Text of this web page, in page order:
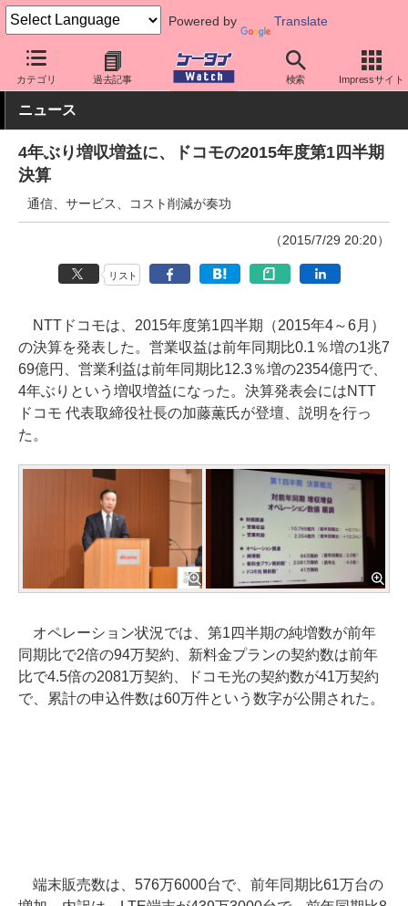
Powered by Translate
カテゴリ 過去記事 検索 Impressサイト
ケータイ Watch キャリア ドコモ
ニュース
4年ぶり増収増益に、ドコモの2015年度第1四半期
決算
通信、サービス、コスト削減が奏功
（2015/7/29 20:20）
リスト
NTTドコモは、2015年度第1四半期（2015年4～6月）
の決算を発表した。営業収益は前年同期比0.1％増の1兆7
69億円、営業利益は前年同期比12.3％増の2354億円で、
4年ぶりという増収増益になった。決算発表会にはNTT
ドコモ 代表取締役社長の加藤薫氏が登壇、説明を行っ
た。
オペレーション状況では、第1四半期の純増数が前年
同期比で2倍の94万契約、新料金プランの契約数は前年
比で4.5倍の2081万契約、ドコモ光の契約数が41万契約
で、累計の申込件数は60万件という数字が公開された。
端末販売数は、576万6000台で、前年同期比61万台の